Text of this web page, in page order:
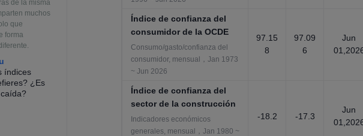
Índice de confianza del
consumidor de la OCDE
Consumo/gasto/confianza del
consumidor, mensual，Jan 1973
~ Jun 2026
97.15
8
97.09
6
Jun
Índice de confianza del
sector de la construcción
Indicadores económicos
generales, mensual，Jan 1980 ~
-18.2 -17.3
Jun